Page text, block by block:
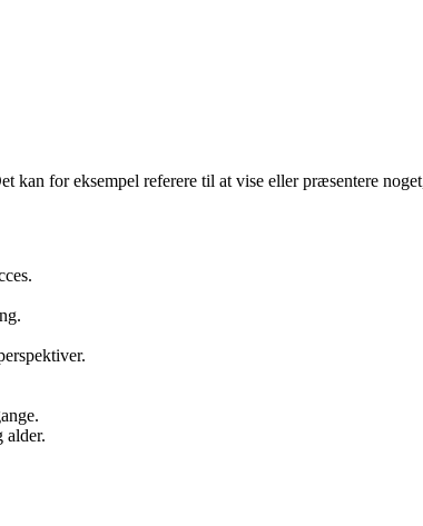
kan for eksempel referere til at vise eller præsentere
alder.